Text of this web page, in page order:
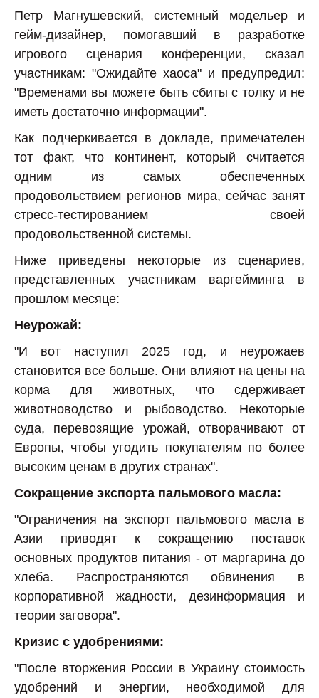
Петр Магнушевский, системный модельер и
гейм-дизайнер, помогавший в разработке
игрового сценария конференции, сказал
участникам: "Ожидайте хаоса" и предупредил:
"Временами вы можете быть сбиты с толку и не
иметь достаточно информации".
Как подчеркивается в докладе, примечателен
тот факт, что континент, который считается
одним из самых обеспеченных
продовольствием регионов мира, сейчас занят
стресс-тестированием своей
продовольственной системы.
Ниже приведены некоторые из сценариев,
представленных участникам варгейминга в
прошлом месяце:
Неурожай:
"И вот наступил 2025 год, и неурожаев
становится все больше. Они влияют на цены на
корма для животных, что сдерживает
животноводство и рыбоводство. Некоторые
суда, перевозящие урожай, отворачивают от
Европы, чтобы угодить покупателям по более
высоким ценам в других странах".
Сокращение экспорта пальмового масла:
"Ограничения на экспорт пальмового масла в
Азии приводят к сокращению поставок
основных продуктов питания - от маргарина до
хлеба. Распространяются обвинения в
корпоративной жадности, дезинформация и
теории заговора".
Кризис с удобрениями:
"После вторжения России в Украину стоимость
удобрений и энергии, необходимой для